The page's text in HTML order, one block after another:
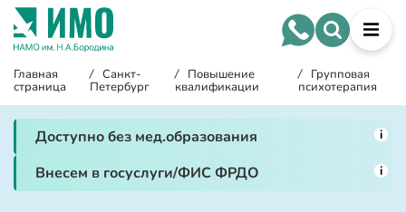
Главная
страница
/ Санкт-
Петербург
/ Повышение
квалификации
/ Групповая
психотерапия
Доступно без мед.образования i
Внесем в госуслуги/ФИС ФРДО i